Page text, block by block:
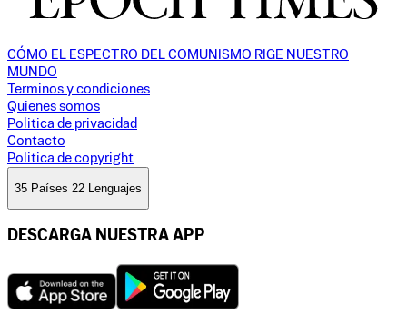
CÓMO EL ESPECTRO DEL COMUNISMO RIGE NUESTRO
MUNDO
Terminos y condiciones
Quienes somos
Politica de privacidad
Contacto
Politica de copyright
35 Países 22 Lenguajes
DESCARGA NUESTRA APP